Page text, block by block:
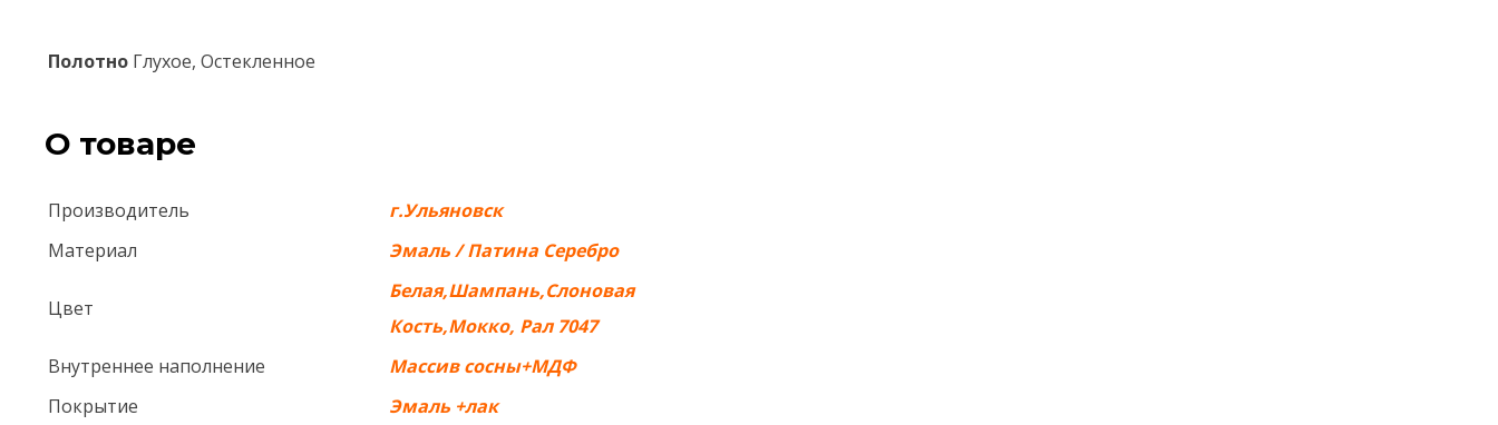
Полотно Глухое, Остекленное
О товаре
Производитель
г.Ульяновск
Материал
Эмаль / Патина Серебро
Цвет
Белая,Шампань,Слоновая
Кость,Мокко, Рал 7047
Внутреннее наполнение
Массив сосны+МДФ
Покрытие
Эмаль +лак